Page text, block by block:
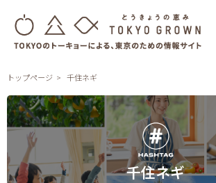
トップページ 千住ネギ
千住ネギ